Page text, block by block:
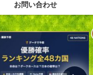
お問い合わせ